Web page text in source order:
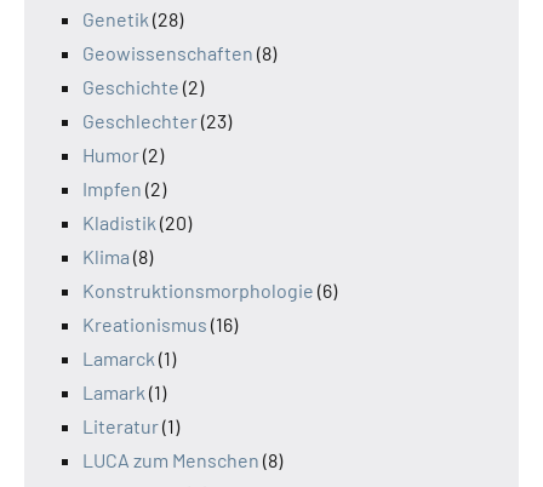
Genetik (28)
Geowissenschaften (8)
Geschichte (2)
Geschlechter(23)
Humor(2)
Impfen (2)
Kladistik (20)
Klima (8)
Konstruktionsmorphologie (6)
Kreationismus (16)
Lamarck (1)
Lamark (1)
Literatur(1)
LUCA zum Menschen (8)